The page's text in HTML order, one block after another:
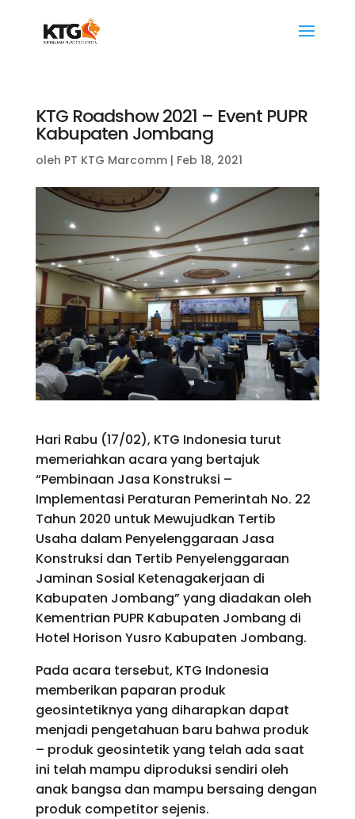
KTG Roadshow 2021 – Event PUPR
Kabupaten Jombang
oleh PT KTG Marcomm| Feb 18, 2021
Hari Rabu (17/02), KTG Indonesia turut
memeriahkan acara yang bertajuk
“Pembinaan Jasa Konstruksi –
Implementasi Peraturan Pemerintah No. 22
Tahun 2020 untuk Mewujudkan Tertib
Usaha dalam Penyelenggaraan Jasa
Konstruksi dan Tertib Penyelenggaraan
Jaminan Sosial Ketenagakerjaan di
Kabupaten Jombang” yang diadakan oleh
Kementrian PUPR Kabupaten Jombang di
Hotel Horison Yusro Kabupaten Jombang.
Pada acara tersebut, KTG Indonesia
memberikan paparan produk
geosintetiknya yang diharapkan dapat
menjadi pengetahuan baru bahwa produk
– produk geosintetik yang telah ada saat
ini telah mampu diproduksi sendiri oleh
anak bangsa dan mampu bersaing dengan
produk competitor sejenis.